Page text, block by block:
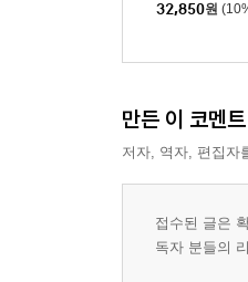
32,850원
만든 이 코멘트
저자, 역자, 편집자
접수된 글은
독자 분들의